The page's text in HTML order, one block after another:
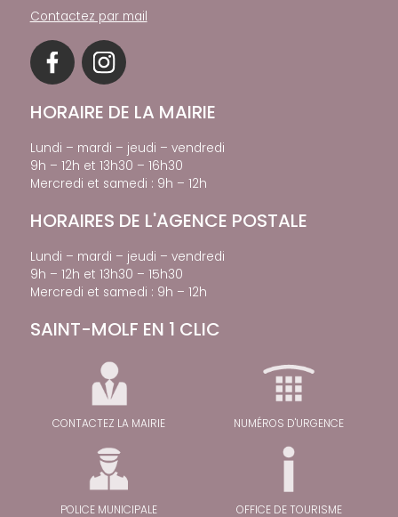
Contactez par mail
HORAIRE DE LA MAIRIE
Lundi – mardi – jeudi – vendredi
9h – 12h et 13h30 – 16h30
Mercredi et samedi : 9h – 12h
HORAIRES DE L'AGENCE POSTALE
Lundi – mardi – jeudi – vendredi
9h – 12h et 13h30 – 15h30
Mercredi et samedi : 9h – 12h
SAINT-MOLF EN 1 CLIC
CONTACTEZ LA MAIRIE NUMÉROS D'URGENCE
POLICE MUNICIPALE OFFICE DE TOURISME